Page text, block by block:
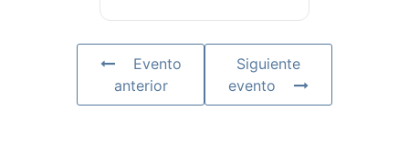
Evento
anterior
Siguiente
evento